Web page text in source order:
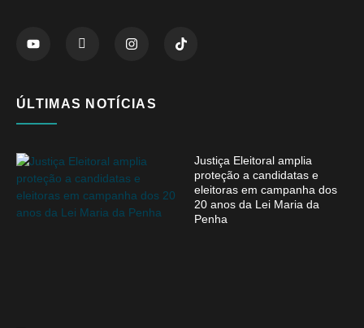
ÚLTIMAS NOTÍCIAS
Justiça Eleitoral amplia
proteção a candidatas e
eleitoras em campanha dos
20 anos da Lei Maria da
Penha